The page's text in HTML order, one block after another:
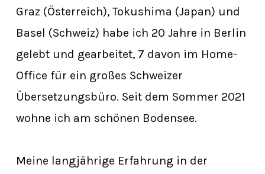
Graz (Österreich), Tokushima (Japan) und
Basel (Schweiz) habe ich 20 Jahre in Berlin
gelebt und gearbeitet, 7 davon im Home-
Office für ein großes Schweizer
Übersetzungsbüro. Seit dem Sommer 2021
wohne ich am schönen Bodensee.
Meine langjährige Erfahrung in der